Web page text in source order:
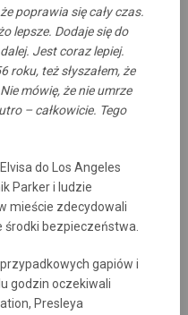
poprawia się cały czas.
lepsze. Dodaje się do
Jest coraz lepiej.
roku, też słyszałem, że
mówię, że nie umrze
– całkowicie. Tego
do Los Angeles
Parker i ludzie
mieście zdecydowali
bezpieczeństwa.
gapiów i
godzin oczekiwali
Presleya